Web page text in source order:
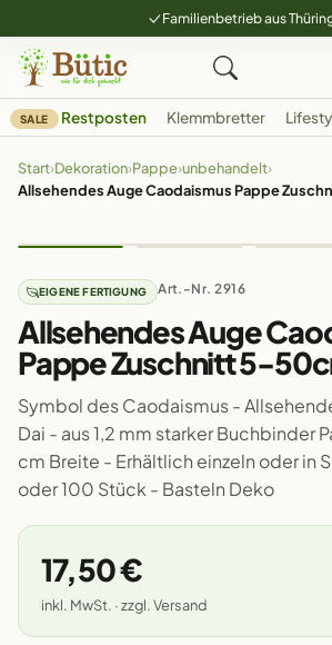
Familienbetrieb aus
SALE Restposten Klemmbretter
Start›Dekoration›Pappe›unbehandelt›
Allsehendes Auge Caodaismus Pappe
EIGENE FERTIGUNG Art.-Nr. 2916
Allsehendes Auge
Pappe Zuschnitt 5-
Symbol des Caodaismus -
Dai - aus 1,2 mm starker Buchbinder
cm Breite - Erhältlich einzeln oder in
oder 100 Stück - Basteln Deko
17,50 €
inkl. MwSt. · zzgl. Versand